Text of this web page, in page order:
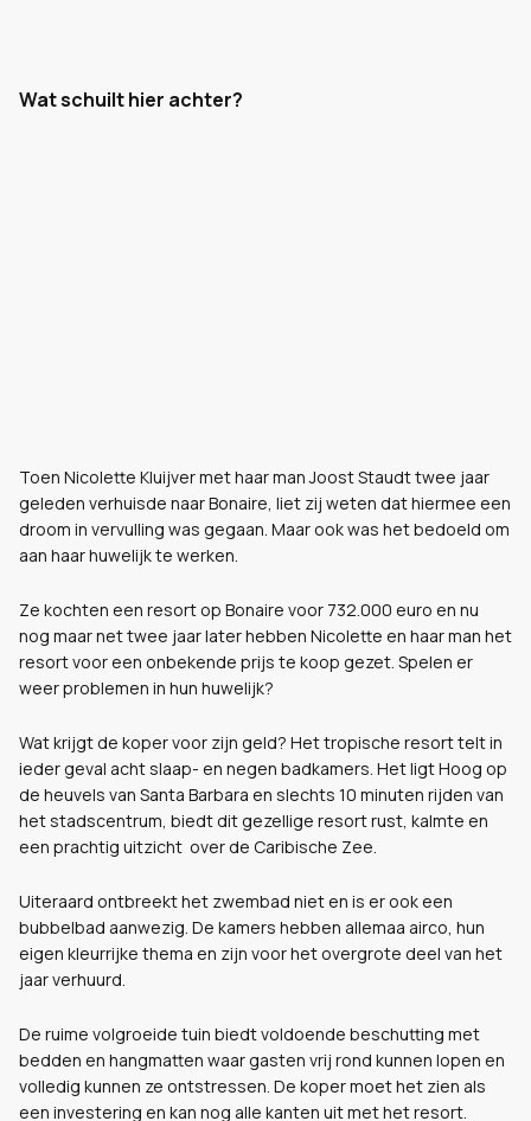
Wat schuilt hier achter?
Toen Nicolette Kluijver met haar man Joost Staudt twee jaar
geleden verhuisde naar Bonaire, liet zij weten dat hiermee een
droom in vervulling was gegaan. Maar ook was het bedoeld om
aan haar huwelijk te werken.
Ze kochten een resort op Bonaire voor 732.000 euro en nu
nog maar net twee jaar later hebben Nicolette en haar man het
resort voor een onbekende prijs te koop gezet. Spelen er
weer problemen in hun huwelijk?
Wat krijgt de koper voor zijn geld? Het tropische resort telt in
ieder geval acht slaap- en negen badkamers. Het ligt Hoog op
de heuvels van Santa Barbara en slechts 10 minuten rijden van
het stadscentrum, biedt dit gezellige resort rust, kalmte en
een prachtig uitzicht over de Caribische Zee.
Uiteraard ontbreekt het zwembad niet en is er ook een
bubbelbad aanwezig. De kamers hebben allemaa airco, hun
eigen kleurrijke thema en zijn voor het overgrote deel van het
jaar verhuurd.
De ruime volgroeide tuin biedt voldoende beschutting met
bedden en hangmatten waar gasten vrij rond kunnen lopen en
volledig kunnen ze ontstressen. De koper moet het zien als
een investering en kan nog alle kanten uit met het resort.